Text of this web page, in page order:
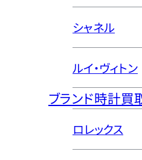
シャネル
ルイ・ヴィトン
ブランド時計買
ロレックス